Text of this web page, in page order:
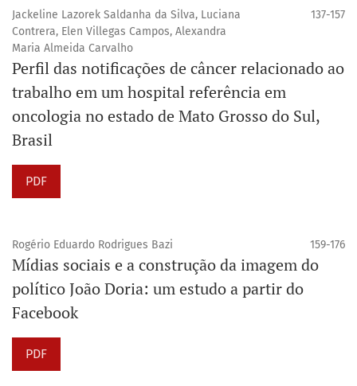
Jackeline Lazorek Saldanha da Silva, Luciana
Contrera, Elen Villegas Campos, Alexandra
Maria Almeida Carvalho
137-157
Perfil das notificações de câncer relacionado ao
trabalho em um hospital referência em
oncologia no estado de Mato Grosso do Sul,
Brasil
PDF
Rogério Eduardo Rodrigues Bazi 159-176
Mídias sociais e a construção da imagem do
político João Doria: um estudo a partir do
Facebook
PDF